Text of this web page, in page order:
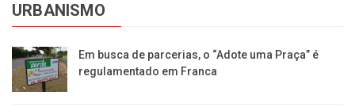
URBANISMO
Em busca de parcerias, o “Adote uma Praça” é
regulamentado em Franca